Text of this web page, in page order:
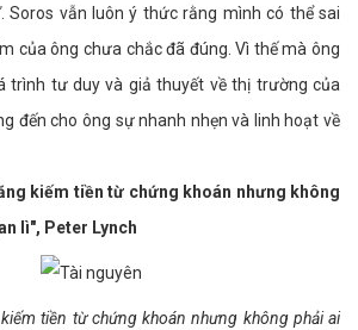
. Soros vẫn luôn ý thức rằng mình có thể sai
của ông chưa chắc đã đúng. Vì thế mà ông
trình tư duy và giả thuyết về thị trường của
đến cho ông sự nhanh nhẹn và linh hoạt về
kiếm tiền từ chứng khoán nhưng không
lì​", Peter Lynch
tiền từ chứng khoán nhưng không phải ai